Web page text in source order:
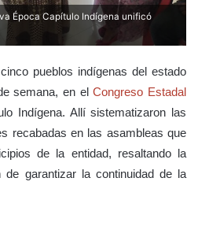
Época Capítulo Indígena unificó
pueblos indígenas del estado
semana, en elCongreso Estadal
Indígena. Allí sistematizaron las
recabadas en las asambleas que
de la entidad, resaltando la
de garantizar la continuidad de la